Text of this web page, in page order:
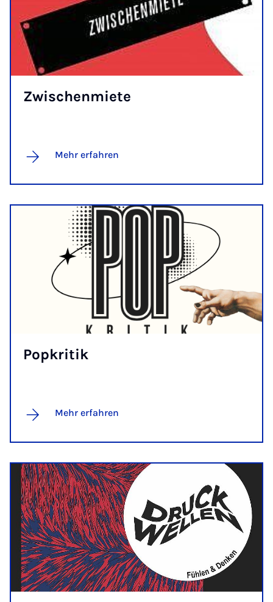
Zwi­schen­mie­te
Mehr erfahren
Pop­kri­tik
Mehr erfahren